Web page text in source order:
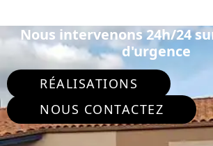
Nous intervenons 24h/24
d'urgence
RÉALISATIONS
NOUS CONTACTEZ